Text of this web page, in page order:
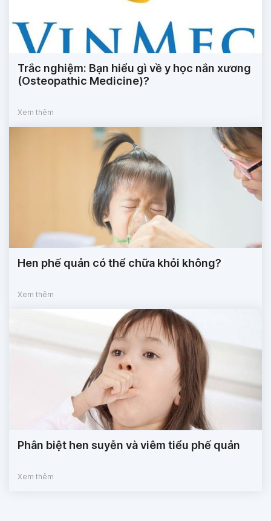
Trắc nghiệm: Bạn hiểu gì về y học nắn xương
(Osteopathic Medicine)?
Xem thêm
Hen phế quản có thể chữa khỏi không?
Xem thêm
Phân biệt hen suyễn và viêm tiểu phế quản
Xem thêm